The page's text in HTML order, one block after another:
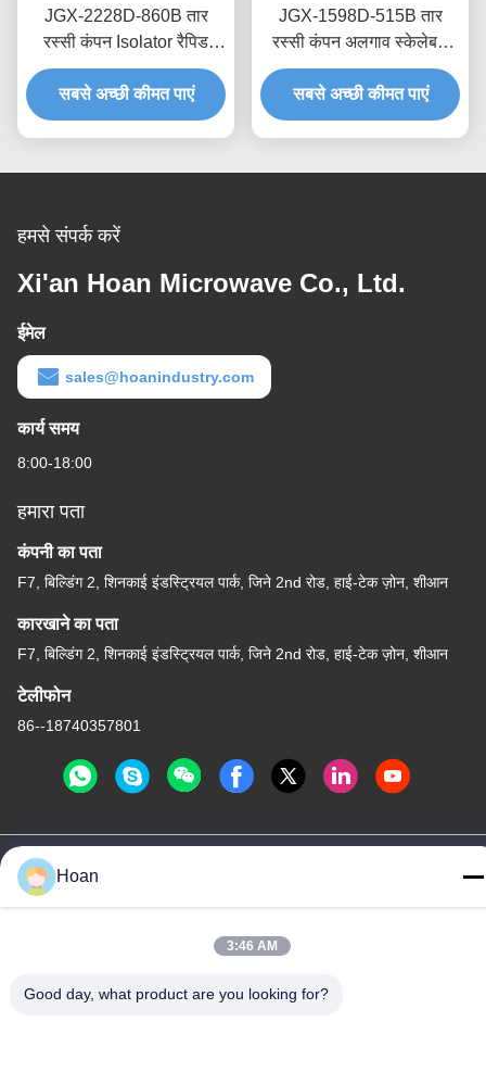
JGX-2228D-860B तार
रस्सी कंपन Isolator रैपिड
प्रोटोटाइपिंग त्वरित विधानसभा
अनुकूलन Shock Mount
सबसे अच्छी कीमत पाएं
JGX-1598D-515B तार
रस्सी कंपन अलगाव स्केलेबल
लोड क्षमता और संरचना-बोर्न शोर
अलगाव प्रदान
सबसे अच्छी कीमत पाएं
हमसे संपर्क करें
Xi'an Hoan Microwave Co., Ltd.
ईमेल
sales@hoanindustry.com
कार्य समय
8:00-18:00
हमारा पता
कंपनी का पता
F7, बिल्डिंग 2, शिनकाई इंडस्ट्रियल पार्क, जिने 2nd रोड, हाई-टेक ज़ोन, शीआन
कारखाने का पता
F7, बिल्डिंग 2, शिनकाई इंडस्ट्रियल पार्क, जिने 2nd रोड, हाई-टेक ज़ोन, शीआन
टेलीफोन
86--18740357801
गोपनीयता नीति|साइटमैप
चीन अच्छी गुणवत्ता तार रस्सी कंपन अलगाव आपूर्तिकर्ता. कॉपीराइट © 2024-2026
Xi'an Hoan Microwave Co., Ltd. . सर्वाधिकार सुरक्षित।
Hoan
3:46 AM
Good day, what product are you looking for?